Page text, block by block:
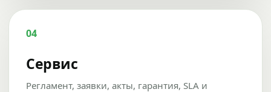
04
Сервис
Регламент, заявки, акты, гарантия, SLA и